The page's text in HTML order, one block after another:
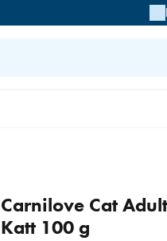
Carnilove Cat
Katt 100 g